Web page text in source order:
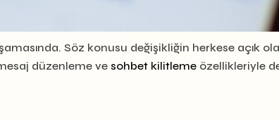
Söz konusu değişikliğin herkese açık
düzenleme ve sohbet kilitleme özellikleriyle